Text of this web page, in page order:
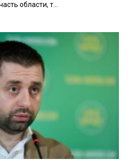
области, т...